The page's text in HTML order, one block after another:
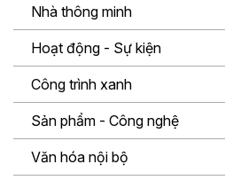
Nhà thông minh
Hoạt động - Sự kiện
Công trình xanh
Sản phẩm - Công nghệ
Văn hóa nội bộ